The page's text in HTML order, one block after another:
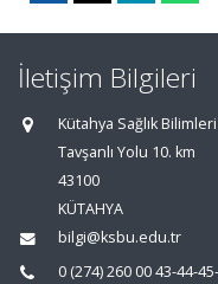
İletişim Bilgileri
Kütahya Sağlık
Tavşanlı Yolu 10. km
43100
KÜTAHYA
bilgi@ksbu.edu.tr
0 (274) 260 00 43-44-